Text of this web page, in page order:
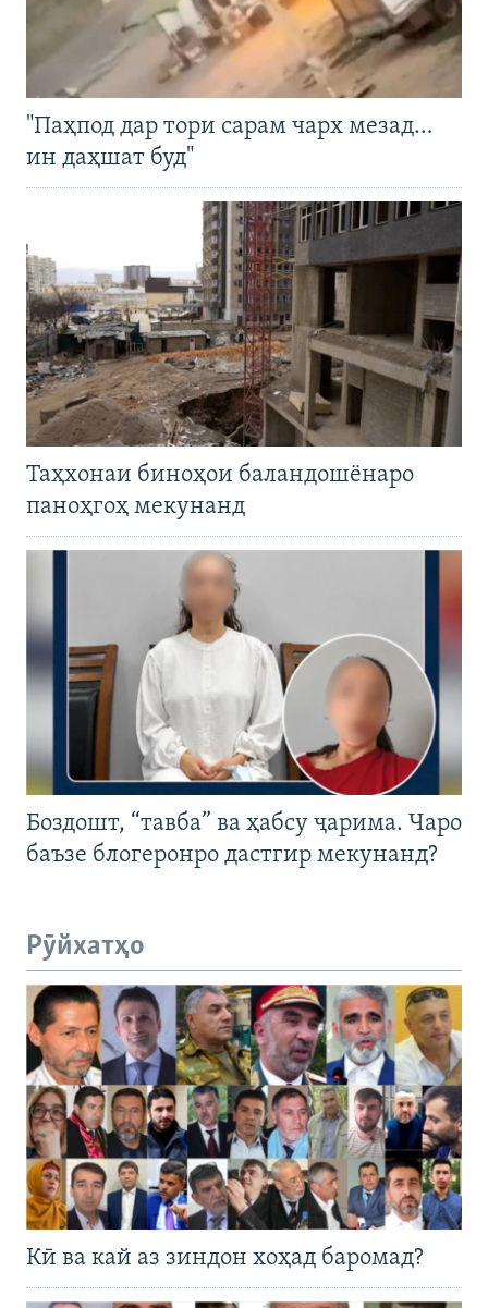
"Паҳпод дар тори сарам чарх мезад…
ин даҳшат буд"
Таҳхонаи биноҳои баландошёнаро
паноҳгоҳ мекунанд
Боздошт, “тавба” ва ҳабсу ҷарима. Чаро
баъзе блогеронро дастгир мекунанд?
Рӯйхатҳо
Кӣ ва кай аз зиндон хоҳад баромад?